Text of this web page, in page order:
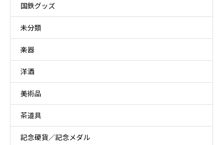
国鉄グッズ
未分類
楽器
洋酒
美術品
茶道具
記念硬貨／記念メダル